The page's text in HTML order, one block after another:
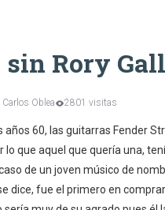
sin Rory
Oblea 2801 visitas
años 60, las guitarras Fender
lo que aquel que quería una,
de un joven músico de
dice, fue el primero en